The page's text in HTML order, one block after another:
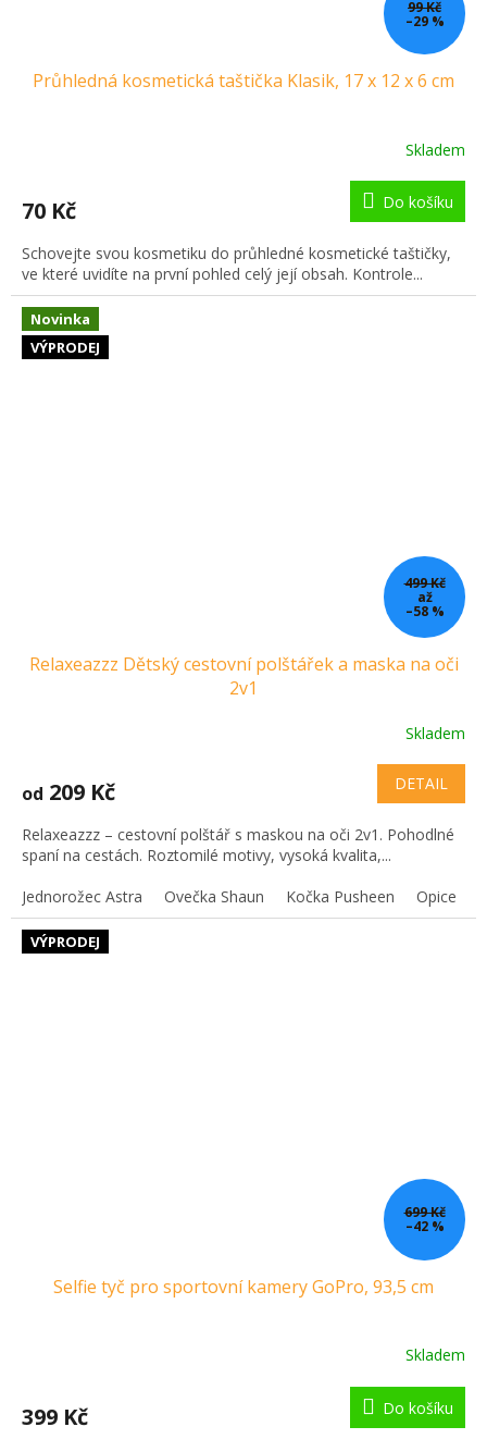
99 Kč
–29 %
Průhledná kosmetická taštička Klasik, 17 x 12 x 6 cm
Skladem
70 Kč Do košíku
Schovejte svou kosmetiku do průhledné kosmetické taštičky,
ve které uvidíte na první pohled celý její obsah. Kontrole...
Novinka
VÝPRODEJ
499 Kč
až
–58 %
Relaxeazzz Dětský cestovní polštářek a maska na oči
2v1
Skladem
od 209 Kč DETAIL
Relaxeazzz – cestovní polštář s maskou na oči 2v1. Pohodlné
spaní na cestách. Roztomilé motivy, vysoká kvalita,...
Jednorožec Astra
Ovečka Shaun Kočka Pusheen Opice
VÝPRODEJ
699 Kč
–42 %
Selfie tyč pro sportovní kamery GoPro, 93,5 cm
Skladem
399 Kč Do košíku